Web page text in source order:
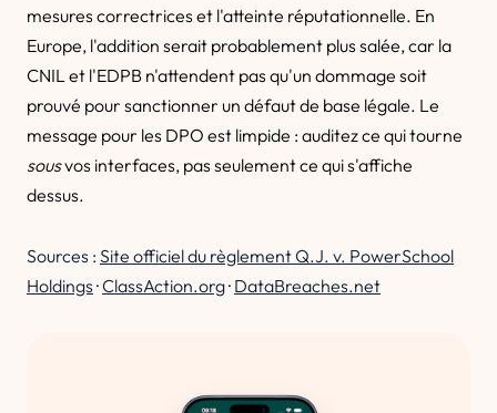
mesures correctrices et l'atteinte réputationnelle. En
Europe, l'addition serait probablement plus salée, car la
CNIL et l'EDPB n'attendent pas qu'un dommage soit
prouvé pour sanctionner un défaut de base légale. Le
message pour les DPO est limpide : auditez ce qui tourne
sousvos interfaces, pas seulement ce qui s'affiche
dessus.
Sources : Site officiel du règlement Q.J. v. PowerSchool
Holdings ·ClassAction.org· DataBreaches.net